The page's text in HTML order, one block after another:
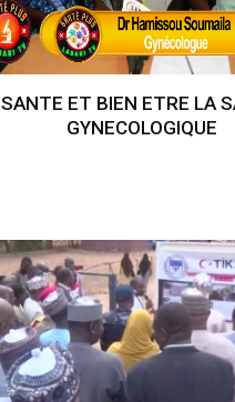
SANTE ET BIEN ETRE LA
GYNECOLOGIQUE